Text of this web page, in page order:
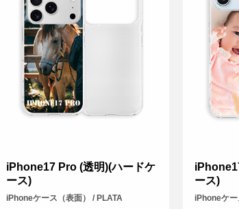
iPhone17 Pro (透明)(ハードケ
ース)
iPhoneケース（表面） / PLATA
ース)
iPhoneケ